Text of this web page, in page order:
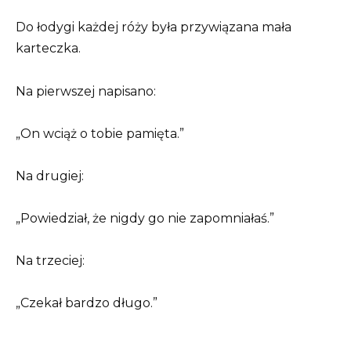
Do łodygi każdej róży była przywiązana mała
karteczka.
Na pierwszej napisano:
„On wciąż o tobie pamięta.”
Na drugiej:
„Powiedział, że nigdy go nie zapomniałaś.”
Na trzeciej:
„Czekał bardzo długo.”